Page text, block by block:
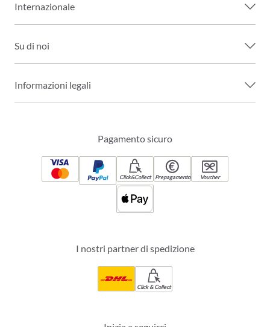
Internazionale
Su di noi
Informazioni legali
Pagamento sicuro
Click&Collect Prepagamento Voucher
I nostri partner di spedizione
Click & Collect